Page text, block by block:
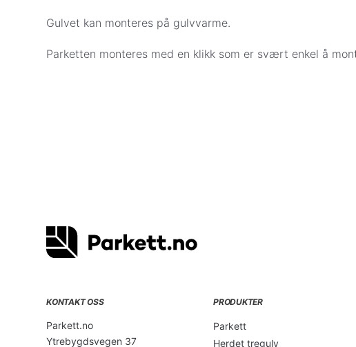
Betalingsalternativer i kassen:
reservert på lager i Oslo. Parkett.no kontakter deg
Gulvet kan monteres på gulvvarme.
Parketten monteres med en klikk som er svært enkel å
KONTAKT OSS
Parkett.no
Ytrebygdsvegen 37
PRODUKTER
Parkett
Herdet tregulv